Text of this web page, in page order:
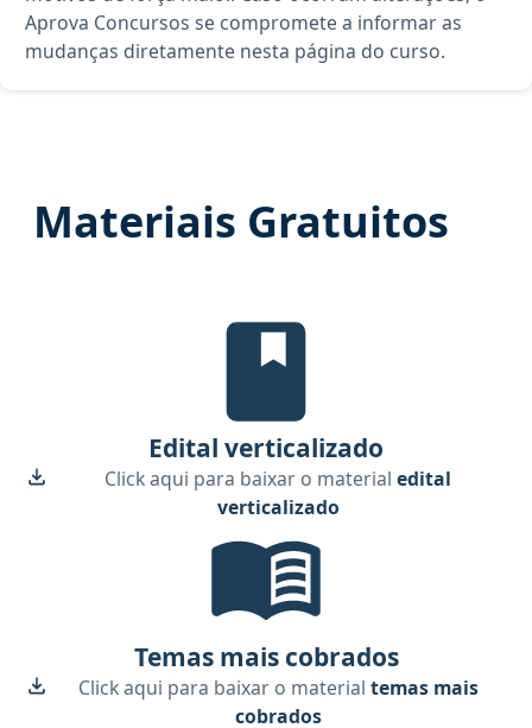
Aprova Concursos se compromete a informar as
mudanças diretamente nesta página do curso.
Materiais Gratuitos
Edital Verticalizado, material
Edital verticalizado
Click aqui para baixar o materialedital
verticalizado
Temas mais cobrados
Click aqui para baixar o material temas mais
cobrados